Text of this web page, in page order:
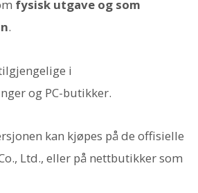
fysisk utgave og som
.
i
og PC-butikker.
kan kjøpes på de offisielle
Ltd., eller på nettbutikker som